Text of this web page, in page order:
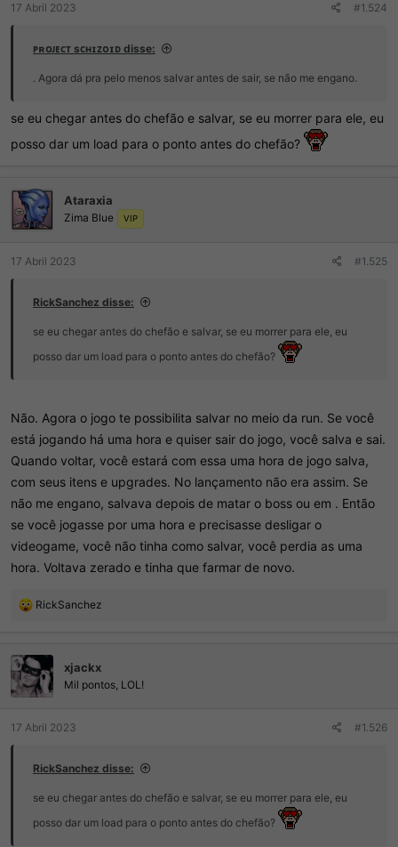
17 Abril 2023 #1.524
ᴘʀᴏᴊᴇᴄᴛ sᴄʜɪᴢᴏɪᴅ disse:
. Agora dá pra pelo menos salvar antes de sair, se não me engano.
se eu chegar antes do chefão e salvar, se eu morrer para ele, eu
posso dar um load para o ponto antes do chefão?
Ataraxia
Zima Blue VIP
17 Abril 2023 #1.525
RickSanchez disse:
se eu chegar antes do chefão e salvar, se eu morrer para ele, eu
posso dar um load para o ponto antes do chefão?
Não. Agora o jogo te possibilita salvar no meio da run. Se você
está jogando há uma hora e quiser sair do jogo, você salva e sai.
Quando voltar, você estará com essa uma hora de jogo salva,
com seus itens e upgrades. No lançamento não era assim. Se
não me engano, salvava depois de matar o boss ou em . Então
se você jogasse por uma hora e precisasse desligar o
videogame, você não tinha como salvar, você perdia as uma
hora. Voltava zerado e tinha que farmar de novo.
R
ç
õ
e
s
RickSanchez
xjackx
Mil pontos, LOL!
17 Abril 2023 #1.526
RickSanchez disse:
se eu chegar antes do chefão e salvar, se eu morrer para ele, eu
posso dar um load para o ponto antes do chefão?